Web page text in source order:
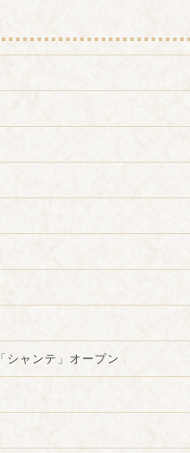
シャンテ」オープン